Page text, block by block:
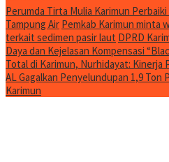
Perumda Tirta Mulia Karimun
Tampung Air Pemkab Karimun minta
terkait sedimen pasir laut DPRD
Daya dan Kejelasan Kompensasi
Total di Karimun, Nurhidayat: Kinerja
AL Gagalkan Penyelundupan 1,9 Ton
Karimun